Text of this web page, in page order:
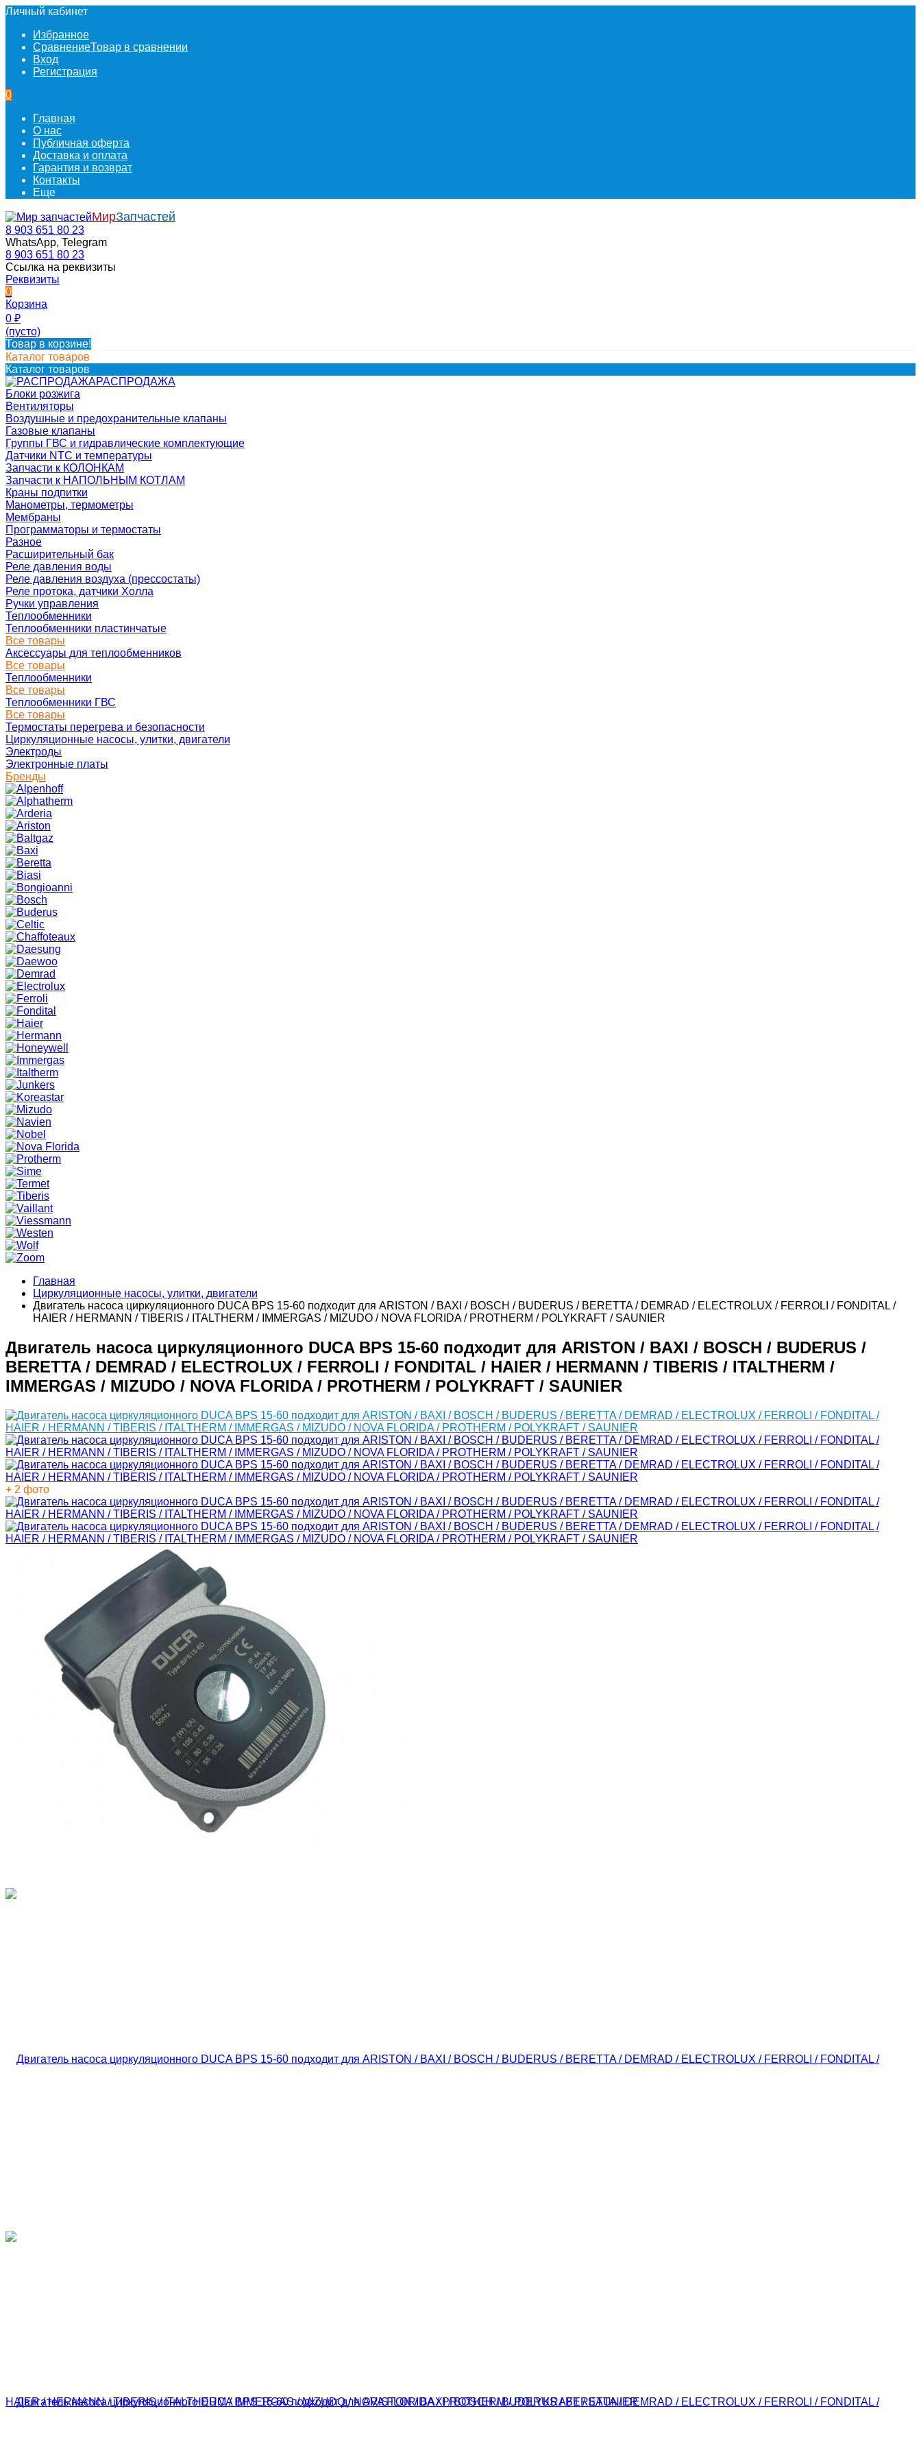
Личный кабинет
Избранное
СравнениеТовар в сравнении
Вход
Регистрация
0
Главная
О нас
Публичная оферта
Доставка и оплата
Гарантия и возврат
Контакты
Еще
МирЗапчастей
8 903 651 80 23
WhatsApp, Telegram
8 903 651 80 23
Ссылка на реквизиты
Реквизиты
0
Корзина
0 ₽
(пусто)
Товар в корзине!
Каталог товаров
Каталог товаров
РАСПРОДАЖА
Блоки розжига
Вентиляторы
Воздушные и предохранительные клапаны
Газовые клапаны
Группы ГВС и гидравлические комплектующие
Датчики NTC и температуры
Запчасти к КОЛОНКАМ
Запчасти к НАПОЛЬНЫМ КОТЛАМ
Краны подпитки
Манометры, термометры
Мембраны
Программаторы и термостаты
Разное
Расширительный бак
Реле давления воды
Реле давления воздуха (прессостаты)
Реле протока, датчики Холла
Ручки управления
Теплообменники
Теплообменники пластинчатые
Все товары
Аксессуары для теплообменников
Все товары
Теплообменники
Все товары
Теплообменники ГВС
Все товары
Термостаты перегрева и безопасности
Циркуляционные насосы, улитки, двигатели
Электроды
Электронные платы
Бренды
Главная
Циркуляционные насосы, улитки, двигатели
Двигатель насоса циркуляционного DUCA BPS 15-60 подходит для ARISTON / BAXI / BOSCH / BUDERUS / BERETTA / DEMRAD / ELECTROLUX / FERROLI / FONDITAL /
HAIER / HERMANN / TIBERIS / ITALTHERM / IMMERGAS / MIZUDO / NOVA FLORIDA / PROTHERM / POLYKRAFT / SAUNIER
Двигатель насоса циркуляционного DUCA BPS 15-60 подходит для ARISTON / BAXI / BOSCH / BUDERUS /
BERETTA / DEMRAD / ELECTROLUX / FERROLI / FONDITAL / HAIER / HERMANN / TIBERIS / ITALTHERM /
IMMERGAS / MIZUDO / NOVA FLORIDA / PROTHERM / POLYKRAFT / SAUNIER
+ 2 фото